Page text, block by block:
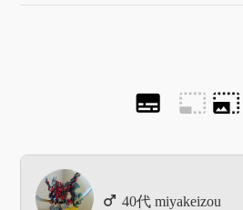
subtitles photo_size_select_small photo_size_select_large
miyakeizou